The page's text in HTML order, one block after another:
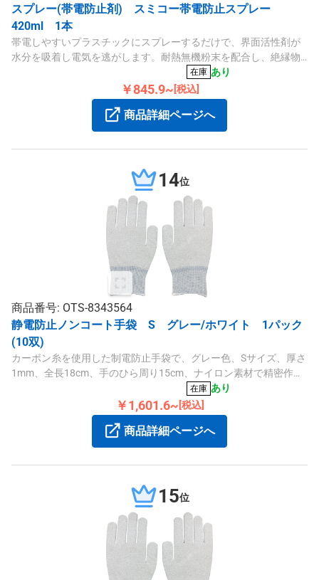
スプレー(帯電防止剤) スミコー帯電防止スプレー
420ml 1本
帯電しやすいプラスチックにスプレーするだけで、界面活性剤が
水分を吸着し電気を逃がします。耐熱無機粉末を配合し、絶縁物
在庫 あり
￥845.9~[税込]
商品詳細ページへ
14位
商品番号: OTS-8343564
静電防止ノンコート手袋 S グレー/ホワイト 1パック
(10双)
カーボン糸を使用した制電防止手袋で、グレー色、Sサイズ、厚さ
1mm、全長18cm、手のひら周り15cm、ナイロン素材で精密作業
在庫 あり
￥1,601.6~ [税込]
商品詳細ページへ
15位